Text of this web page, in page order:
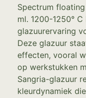
Spectrum floating
ml. 1200-1250°
glazuurervaring
Deze glazuur
effecten, vooral
op werkstukken
Sangria-glazuur
kleurdynamiek